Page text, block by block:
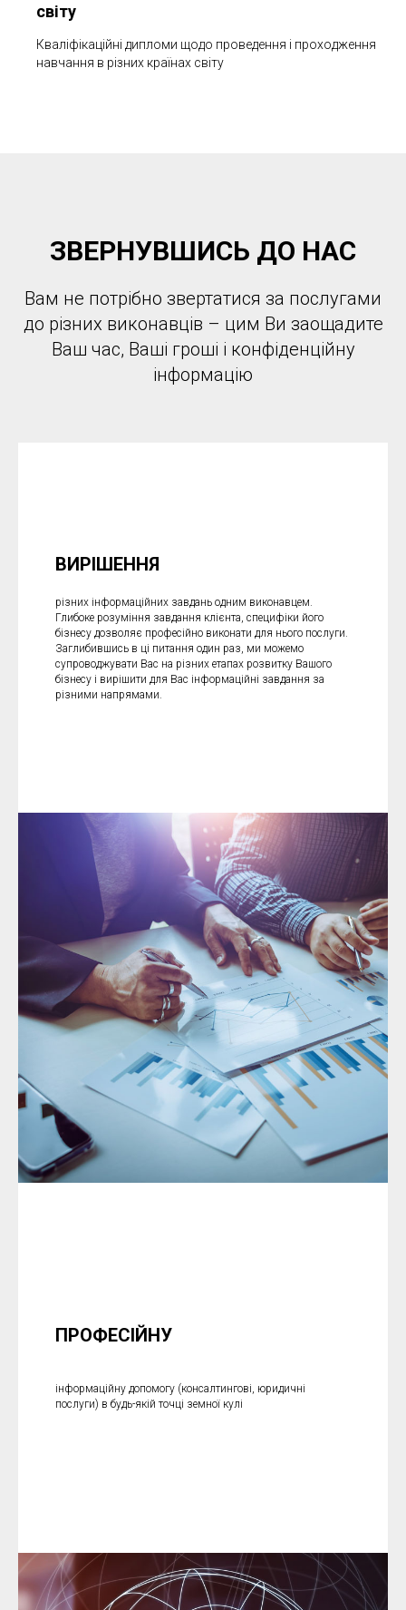
світу
Кваліфікаційні дипломи щодо проведення і проходження
навчання в різних країнах світу
ЗВЕРНУВШИСЬ ДО НАС
Вам не потрібно звертатися за послугами
до різних виконавців – цим Ви заощадите
Ваш час, Ваші гроші і конфіденційну
інформацію
ВИРІШЕННЯ
різних інформаційних завдань одним виконавцем.
Глибоке розуміння завдання клієнта, специфіки його
бізнесу дозволяє професійно виконати для нього послуги.
Заглибившись в ці питання один раз, ми можемо
супроводжувати Вас на різних етапах розвитку Вашого
бізнесу і вирішити для Вас інформаційні завдання за
різними напрямами.
ПРОФЕСІЙНУ
інформаційну допомогу (консалтингові, юридичні
послуги) в будь-якій точці земної кулі